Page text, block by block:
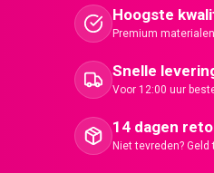
Hoogste
Premium
Snelle
Voor 12:00 uur
14 dagen
Niet tevreden?